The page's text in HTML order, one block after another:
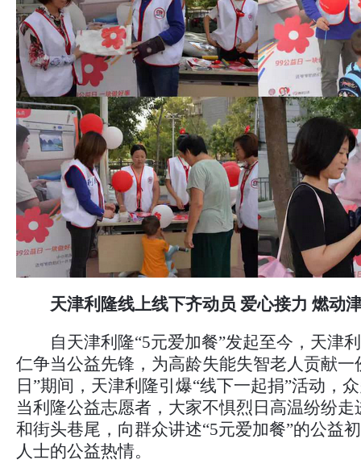
天津利隆线上线下齐动员 爱心接力 燃动
自天津利隆“5元爱加餐”发起至今，天津
仁争当公益先锋，为高龄失能失智老人贡献一
日”期间，天津利隆引爆“线下一起捐”活动，
当利隆公益志愿者，大家不惧烈日高温纷纷
和街头巷尾，向群众讲述“5元爱加餐”的公益
人士的公益热情。